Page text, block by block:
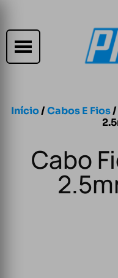
Início/Cabos E Fios/
Cabo